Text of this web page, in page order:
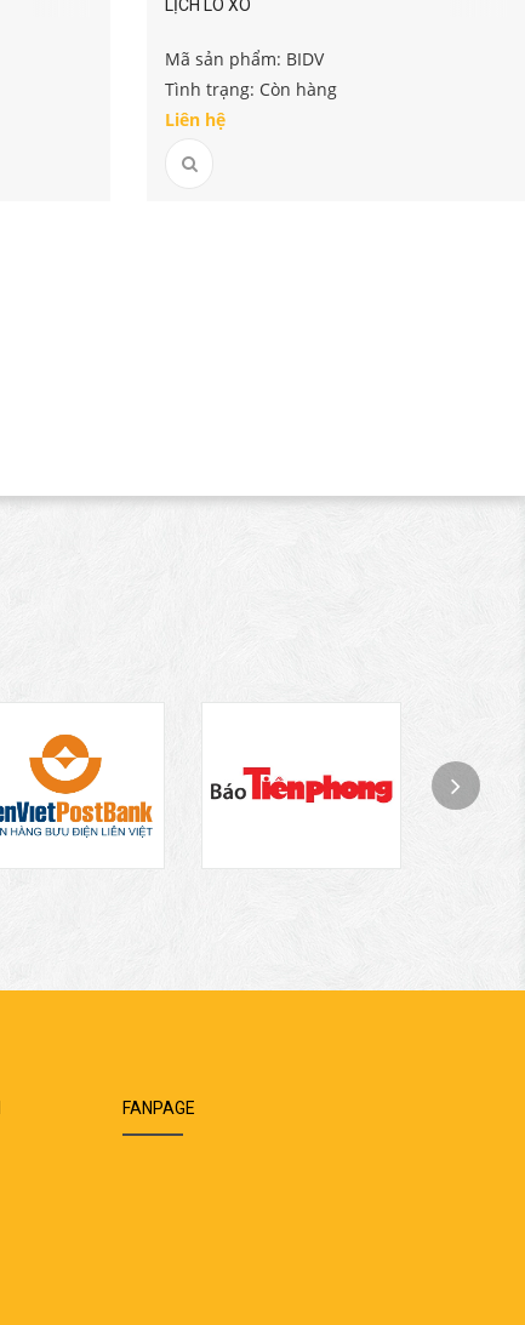
LỊCH LÒ XO
Mã sản phẩm: BIDV
Tình trạng: Còn hàng
Liên hệ
FANPAGE